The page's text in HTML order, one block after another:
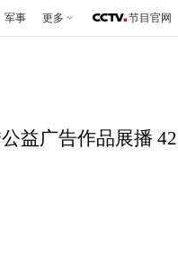
军事 更多 节目官网
益广告作品展播